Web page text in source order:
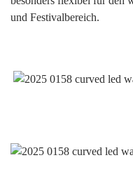
und Festivalbereich.